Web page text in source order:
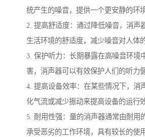
统产生的噪音，提供一个更安静的环境
2. 提高舒适度：通过降低噪音，消声
生活环境的舒适度，减少噪音对人体
3. 保护听力：长期暴露在高噪音环境
害，消声器可以有效保护人们的听力健
4. 提高设备效率：在某些情况下，消
化气流或减少振动来提高设备的运行效
5. 耐用性强：量的消声器通常由耐用
承受恶劣的工作环境，具有较长的使